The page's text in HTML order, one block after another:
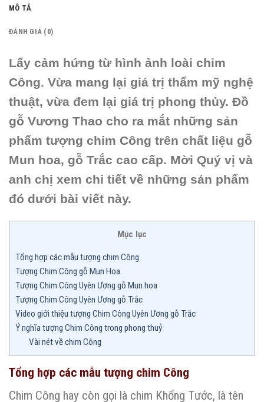
MÔ TẢ
ĐÁNH GIÁ (0)
Lấy cảm hứng từ hình ảnh loài chim
Công. Vừa mang lại giá trị thẩm mỹ nghệ
thuật, vừa đem lại giá trị phong thủy. Đồ
gỗ Vương Thao cho ra mắt những sản
phẩm tượng chim Công trên chất liệu gỗ
Mun hoa, gỗ Trắc cao cấp. Mời Quý vị và
anh chị xem chi tiết về những sản phẩm
đó dưới bài viết này.
Mục lục
Tổng hợp các mẫu tượng chim Công
Tượng Chim Công gỗ Mun Hoa
Tượng Chim Công Uyên Ương gỗ Mun hoa
Tượng Chim Công Uyên Ương gỗ Trắc
Video giới thiệu tượng Chim Công Uyên Ương gỗ Trắc
Ý nghĩa tượng Chim Công trong phong thuỷ
Vài nét về chim Công
Tổng hợp các mẫu tượng chim Công
Chim Công hay còn gọi là chim Khổng Tước, là tên